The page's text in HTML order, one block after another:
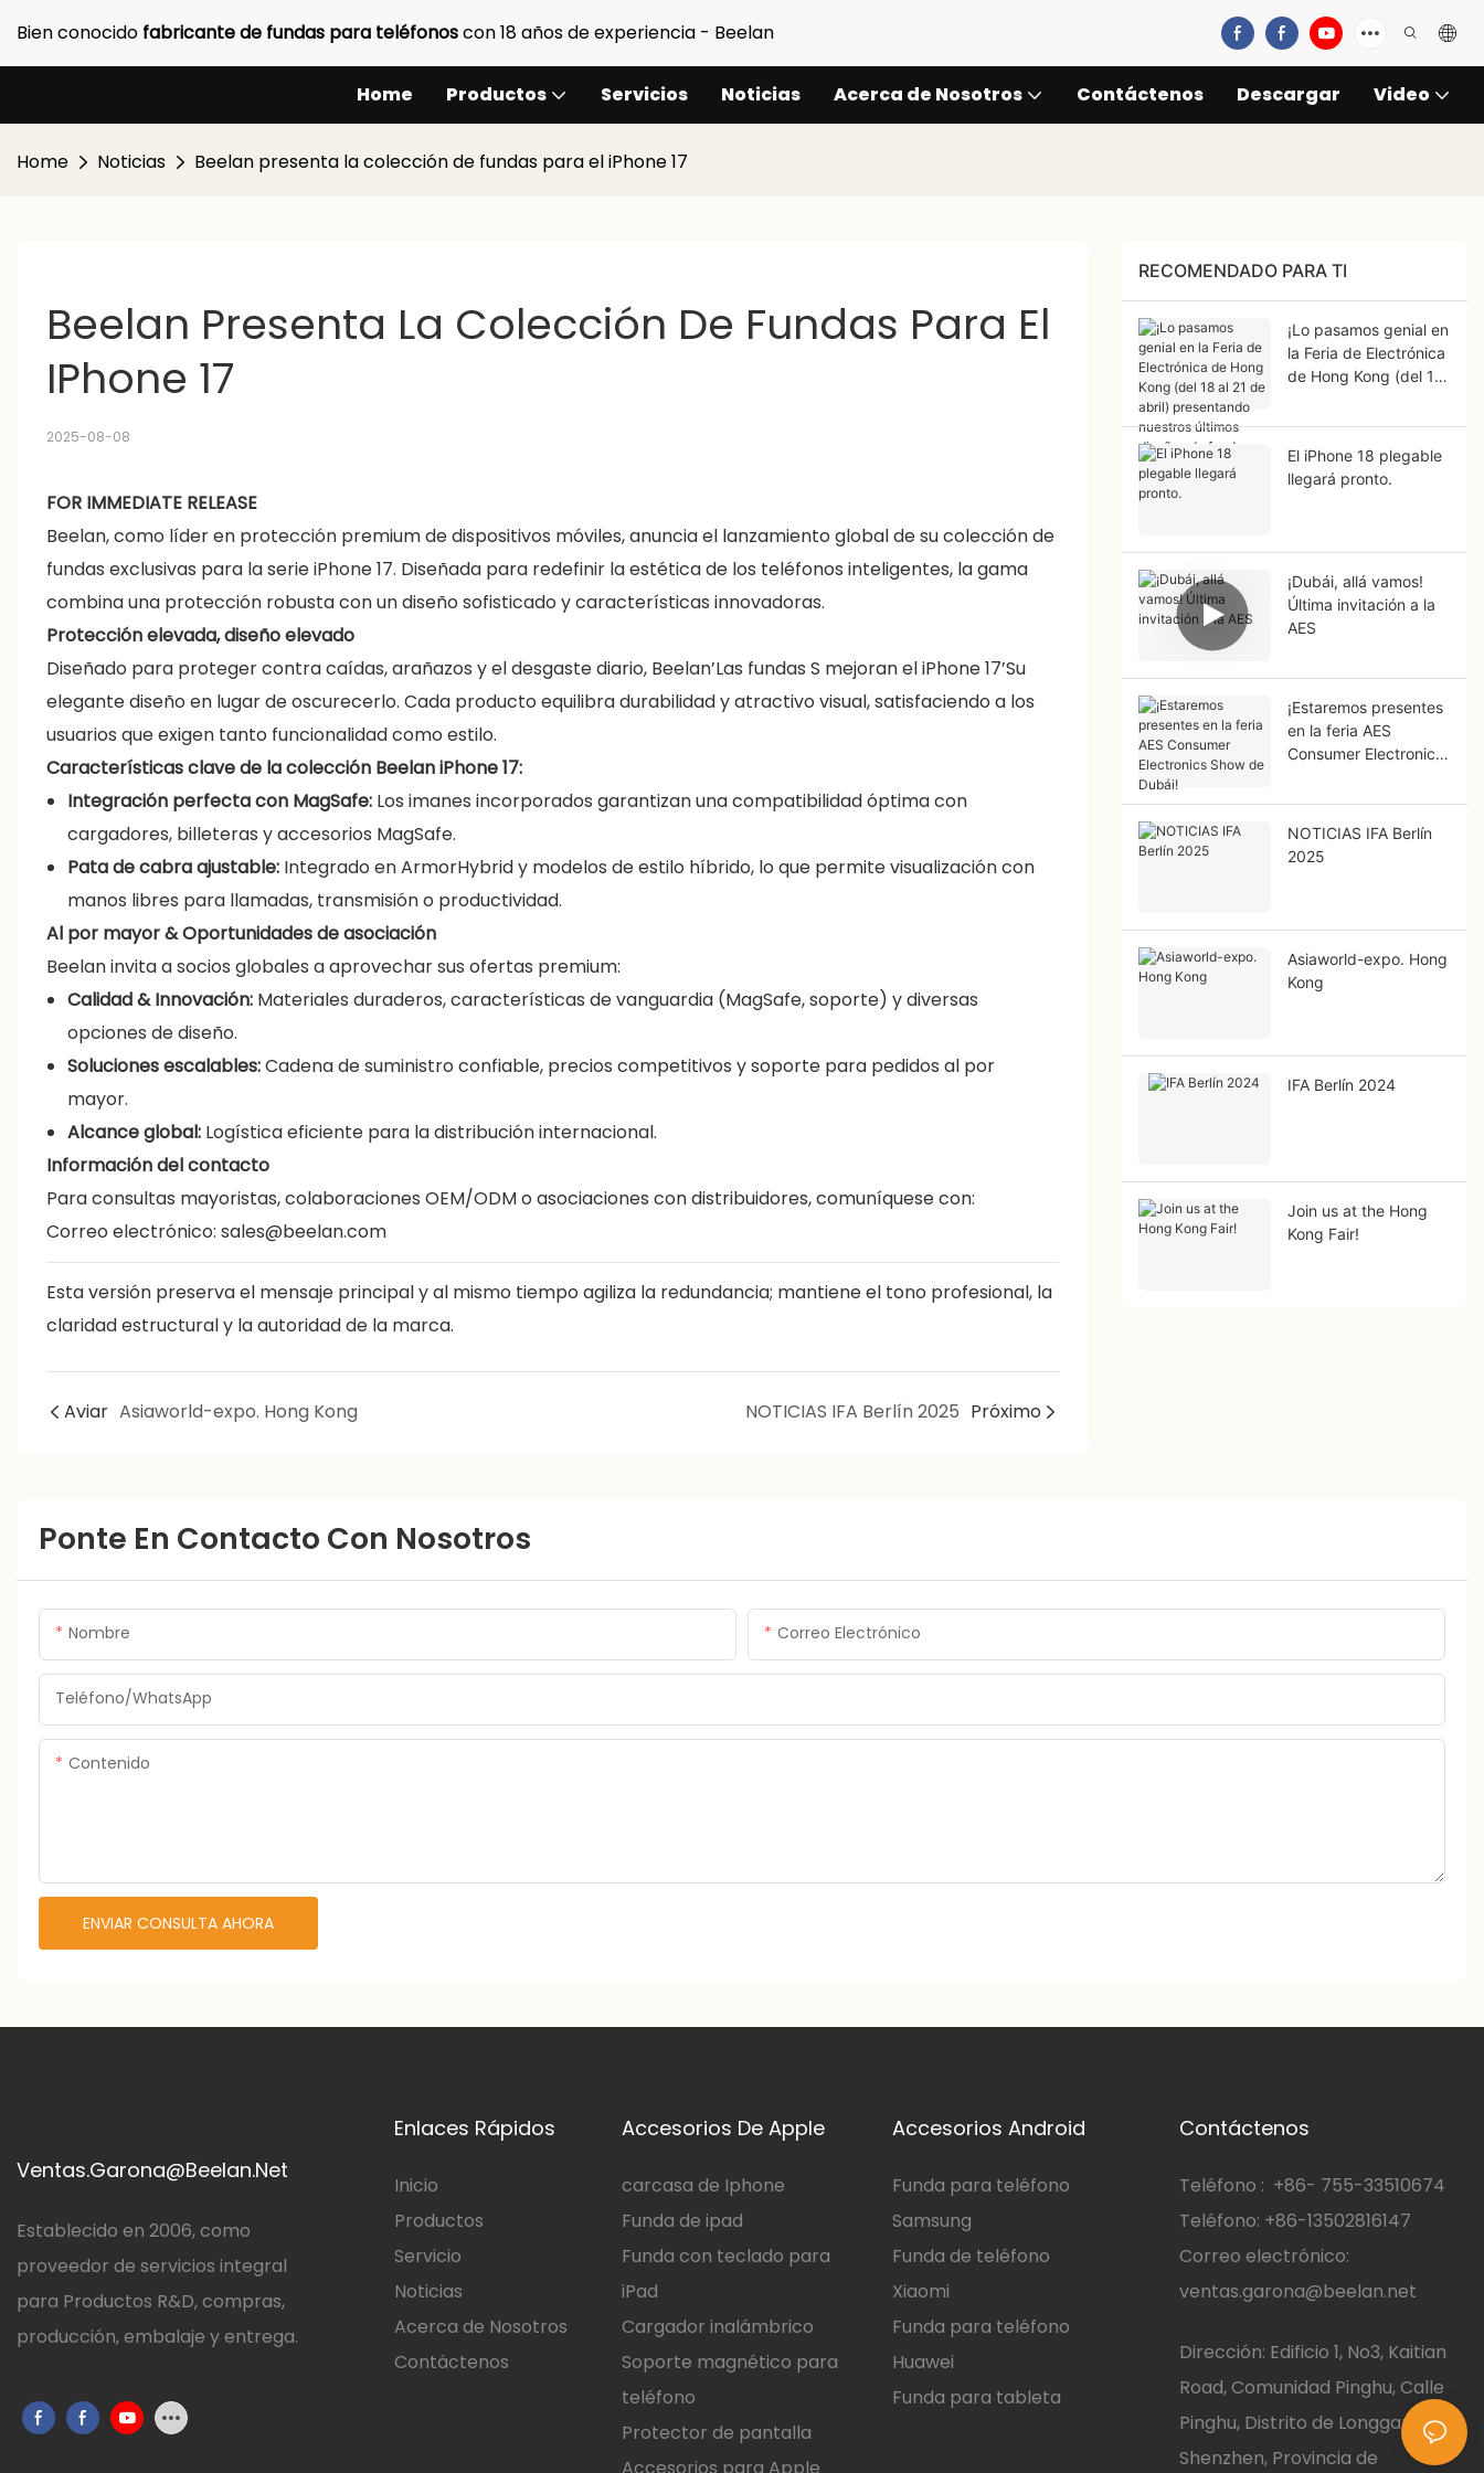
Bien conocido fabricante de fundas para teléfonoscon 18 años de experiencia - Beelan
Home Productos Servicios Noticias Acerca de Nosotros Contáctenos Descargar Video
Home Noticias Beelan presenta la colección de fundas para el iPhone 17
Beelan Presenta La Colección De Fundas Para El
IPhone 17
2025-08-08
FOR IMMEDIATE RELEASE
Beelan, como líder en protección premium de dispositivos móviles, anuncia el lanzamiento global de su colección de
fundas exclusivas para la serie iPhone 17. Diseñada para redefinir la estética de los teléfonos inteligentes, la gama
combina una protección robusta con un diseño sofisticado y características innovadoras.
Protección elevada, diseño elevado
Diseñado para proteger contra caídas, arañazos y el desgaste diario, Beelan’Las fundas S mejoran el iPhone 17’Su
elegante diseño en lugar de oscurecerlo. Cada producto equilibra durabilidad y atractivo visual, satisfaciendo a los
usuarios que exigen tanto funcionalidad como estilo.
Características clave de la colección Beelan iPhone 17:
Integración perfecta con MagSafe: Los imanes incorporados garantizan una compatibilidad óptima con
cargadores, billeteras y accesorios MagSafe.
Pata de cabra ajustable: Integrado en ArmorHybrid y modelos de estilo híbrido, lo que permite visualización con
manos libres para llamadas, transmisión o productividad.
Al por mayor & Oportunidades de asociación
Beelan invita a socios globales a aprovechar sus ofertas premium:
Calidad & Innovación: Materiales duraderos, características de vanguardia (MagSafe, soporte) y diversas
opciones de diseño.
Soluciones escalables:Cadena de suministro confiable, precios competitivos y soporte para pedidos al por
mayor.
Alcance global: Logística eficiente para la distribución internacional.
Información del contacto
Para consultas mayoristas, colaboraciones OEM/ODM o asociaciones con distribuidores, comuníquese con:
Correo electrónico: sales@beelan.com
Esta versión preserva el mensaje principal y al mismo tiempo agiliza la redundancia; mantiene el tono profesional, la
claridad estructural y la autoridad de la marca.
Aviar Asiaworld-expo. Hong Kong NOTICIAS IFA Berlín 2025 Próximo
RECOMENDADO PARA TI
¡Lo pasamos genial en
la Feria de Electrónica
de Hong Kong (del 18
presentando nuestros
últimos diseños de
fundas para iPhone
18!
El iPhone 18 plegable
llegará pronto.
¡Dubái, allá vamos!
Última invitación a la
AES
¡Estaremos presentes
en la feria AES
Consumer Electronics
NOTICIAS IFA Berlín
2025
Asiaworld-expo. Hong
Kong
IFA Berlín 2024
Join us at the Hong
Kong Fair!
Ponte En Contacto Con Nosotros
Nombre Correo Electrónico
Teléfono/WhatsApp
Contenido
ENVIAR CONSULTA AHORA
Ventas.Garona@Beelan.Net
Establecido en 2006, como
proveedor de servicios integral
para Productos R&D, compras,
producción, embalaje y entrega.
Enlaces Rápidos
Inicio
Productos
Servicio
Noticias
Acerca de Nosotros
Contáctenos
Accesorios De Apple
carcasa de Iphone
Funda de ipad
Funda con teclado para
iPad
Cargador inalámbrico
Soporte magnético para
teléfono
Protector de pantalla
Accesorios Android
Funda para teléfono
Samsung
Funda de teléfono
Xiaomi
Funda para teléfono
Huawei
Funda para tableta
Contáctenos
Teléfono : +86- 755-33510674
Teléfono: +86-13502816147
Correo electrónico:
ventas.garona@beelan.net
Dirección: Edificio 1, No3, Kaitian
Road, Comunidad Pinghu, Calle
Pinghu, Distrito de Longgang,
Shenzhen, Provincia de